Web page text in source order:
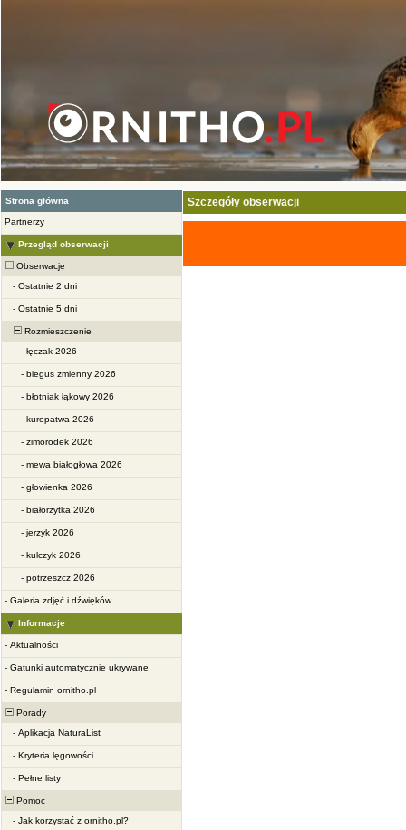
Strona główna
Partnerzy
Przegląd obserwacji
Obserwacje
- Ostatnie 2 dni
- Ostatnie 5 dni
Rozmieszczenie
- łęczak 2026
- biegus zmienny 2026
- błotniak łąkowy 2026
- kuropatwa 2026
- zimorodek 2026
- mewa białogłowa 2026
- głowienka 2026
- białorzytka 2026
- jerzyk 2026
- kulczyk 2026
- potrzeszcz 2026
- Galeria zdjęć i dźwięków
Informacje
- Aktualności
- Gatunki automatycznie ukrywane
- Regulamin ornitho.pl
Porady
- Aplikacja NaturaList
- Kryteria lęgowości
- Pełne listy
Pomoc
- Jak korzystać z ornitho.pl?
Szczegóły obserwacji